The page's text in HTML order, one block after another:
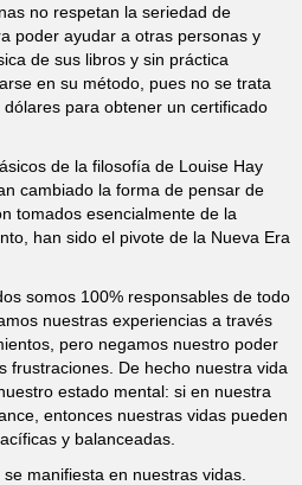
no respetan la seriedad de
poder ayudar a otras personas y
de sus libros y sin práctica
en su método, pues no se trata
para obtener un certificado
de la filosofía de Louise Hay
cambiado la forma de pensar de
tomados esencialmente de la
han sido el pivote de la Nueva Era
somos 100% responsables de todo
nuestras experiencias a través
pero negamos nuestro poder
frustraciones. De hecho nuestra vida
estado mental: si en nuestra
entonces nuestras vidas pueden
y balanceadas.
manifiesta en nuestras vidas.